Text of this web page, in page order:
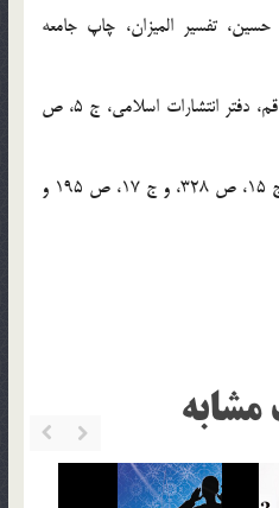
تفسير الميزان، چاپ جامعه
[6] . سبحاني، جعفر، منشور جاويد، قم، دفتر انتشارات اسلامي، ج 5، ص
[7] . ر.ك: سبحانی، منشور جاوید، ج 15، ص 328، و ج 17، ص 195 و